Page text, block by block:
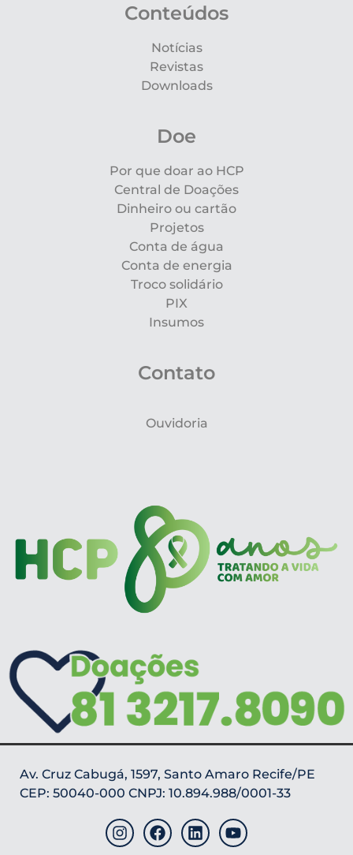
Conteúdos
Notícias
Revistas
Downloads
Doe
Por que doar ao HCP
Central de Doações
Dinheiro ou cartão
Projetos
Conta de água
Conta de energia
Troco solidário
PIX
Insumos
Contato
Ouvidoria
Av. Cruz Cabugá, 1597, Santo Amaro Recife/PE
CEP: 50040-000 CNPJ: 10.894.988/0001-33